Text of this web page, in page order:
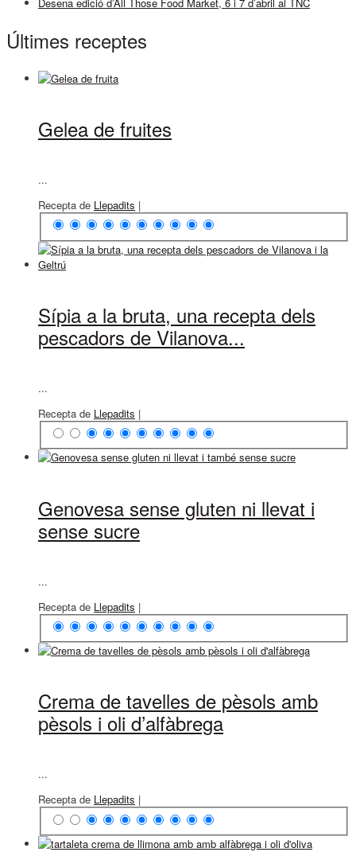
Últimes receptes
Gelea de fruites
...
Recepta de Llepadits |
Sípia a la bruta, una recepta dels
pescadors de Vilanova...
...
Recepta de Llepadits |
Genovesa sense gluten ni llevat i
sense sucre
...
Recepta de Llepadits |
Crema de tavelles de pèsols amb
pèsols i oli d’alfàbrega
...
Recepta de Llepadits |